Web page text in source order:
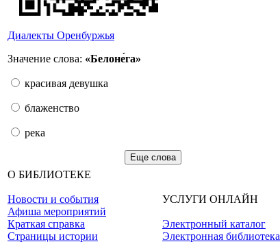
Диалекты Оренбуржья
Значение слова: «Белоне́га»
красивая девушка
блаженство
река
Еще слова
О БИБЛИОТЕКЕ
Новости и события
Афиша мероприятий
Краткая справка
Страницы истории
УСЛУГИ ОНЛАЙН
Электронный каталог
Электронная библиотека